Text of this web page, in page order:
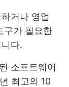
거나 영업
구가 필요한
다.
소프트웨어
최고의 10